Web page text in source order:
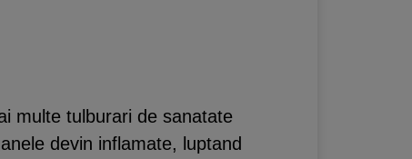
multe tulburari de sanatate
devin inflamate, luptand